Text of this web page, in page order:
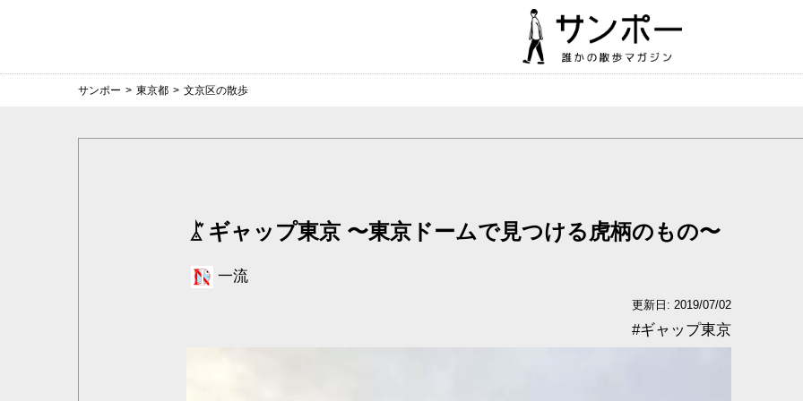
サンポー > 東京都 > 文京区の散歩
ギャップ東京 〜東京ドームで見つける虎柄のもの〜
一流
更新日: 2019/07/02
#ギャップ東京